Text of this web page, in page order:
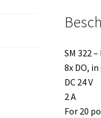
SM 322
8x DO,
DC 24 V
2 A
For 20